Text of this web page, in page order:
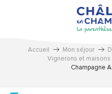
Accueil Mon séjour
Vignerons et
Champagne